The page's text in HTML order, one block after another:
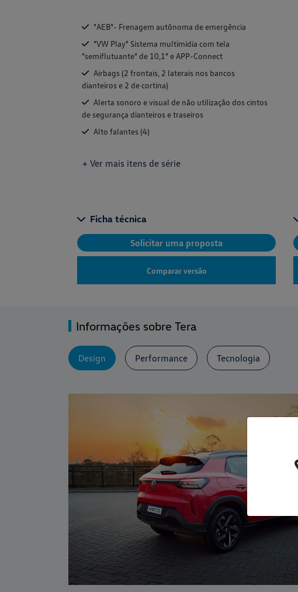
"AEB"- Frenagem autônoma de emergência
"VW Play" Sistema multimídia com tela
"semiflutuante" de 10,1" e APP-Connect
Airbags (2 frontais, 2 laterais nos bancos
dianteiros e 2 de cortina)
Alerta sonoro e visual de não utilização dos cintos
de segurança dianteiros e traseiros
Alto falantes (4)
+ Ver mais itens de série
Ficha técnica
Solicitar uma proposta
Comparar versão
Informações sobre Tera
Design Performance Tecnologia